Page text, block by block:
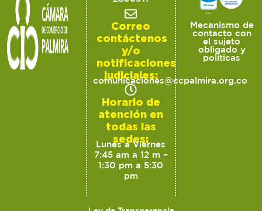
Correo
contáctenos
y/o
notificaciones
judiciales:
comunicaciones@ccpalmira.org.co
Horario de
atención en
todas las
sedes:
Lunes a Viernes
7:45 am a 12 m –
1:30 pm a 5:30
pm
Mecanismo de
contacto con
el sujeto
obligado y
políticas